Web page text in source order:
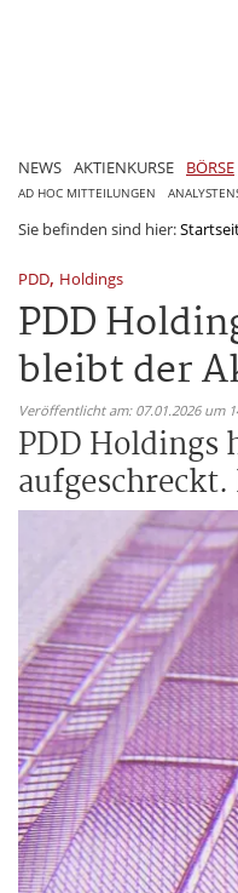
NEWS AKTIENKURSE BÖRSE
AD HOC MITTEILUNGEN
Sie befinden sind hier:
PDD, Holdings
PDD
bleibt der
Veröffentlicht am: 07.01.2026 um
PDD Holdings
aufgeschreckt.